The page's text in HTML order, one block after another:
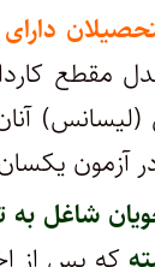
مقطع
آزمون
شاغل